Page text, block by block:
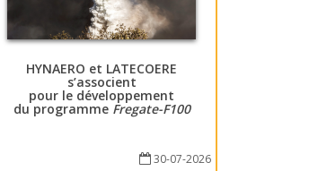
HYNAERO et LATECOERE
s’associent
pour le développement
du programme Fregate-F100
30-07-2026